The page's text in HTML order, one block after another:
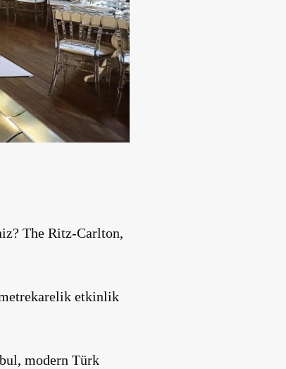
The Ritz-Carlton,
etkinlik
modern Türk